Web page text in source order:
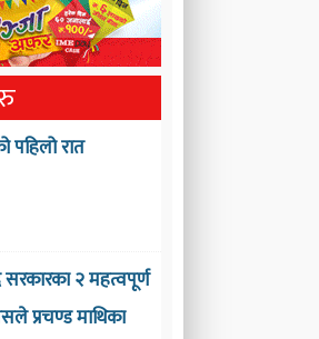
पहिलो रात
सरकारका २ महत्वपूर्ण
प्रचण्ड माथिका